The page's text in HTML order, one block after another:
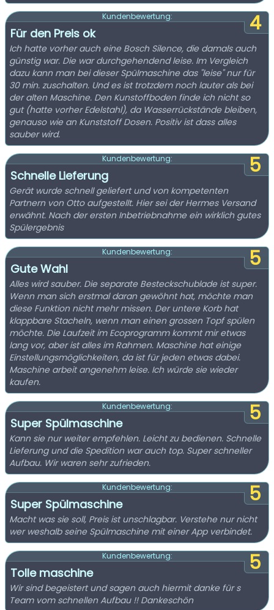
4
Kundenbewertung:
Für den Preis ok
Ich hatte vorher auch eine Bosch Silence, die damals auch
günstig war. Die war durchgehendend leise. Im Vergleich
dazu kann man bei dieser Spülmaschine das "leise" nur für
30 min. zuschalten. Und es ist trotzdem noch lauter als bei
der alten Maschine. Den Kunstoffboden finde ich nicht so
gut (hatte vorher Edelstahl), da Wasserrückstände bleiben,
genauso wie an Kunststoff Dosen. Positiv ist dass alles
sauber wird.
5
Kundenbewertung:
Schnelle Lieferung
Gerät wurde schnell geliefert und von kompetenten
Partnern von Otto aufgestellt. Hier sei der Hermes Versand
erwähnt. Nach der ersten Inbetriebnahme ein wirklich gutes
Spülergebnis
5
Kundenbewertung:
Gute Wahl
Alles wird sauber. Die separate Besteckschublade ist super.
Wenn man sich erstmal daran gewöhnt hat, möchte man
diese Funktion nicht mehr missen. Der untere Korb hat
klappbare Stacheln, wenn man einen grossen Topf spülen
möchte. Die Laufzeit im Ecoprogramm kommt mir etwas
lang vor, aber ist alles im Rahmen. Maschine hat einige
Einstellungsmöglichkeiten, da ist für jeden etwas dabei.
Maschine arbeit angenehm leise. Ich würde sie wieder
kaufen.
5
Kundenbewertung:
Super Spülmaschine
Kann sie nur weiter empfehlen. Leicht zu bedienen. Schnelle
Lieferung und die Spedition war auch top. Super schneller
Aufbau. Wir waren sehr zufrieden.
5
Kundenbewertung:
Super Spülmaschine
Macht was sie soll, Preis ist unschlagbar. Verstehe nur nicht
wer weshalb seine Spülmaschine mit einer App verbindet.
5
Kundenbewertung:
Tolle maschine
Wir sind begeistert und sagen auch hiermit danke für s
Team vom schnellen Aufbau !! Dankeschön